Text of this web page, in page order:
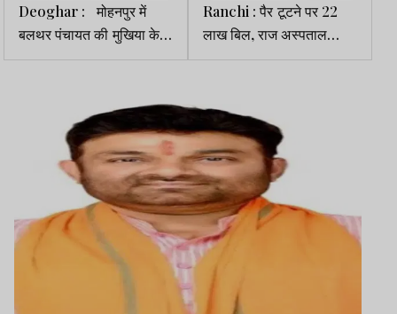
Deoghar : मोहनपुर में
बलथर पंचायत की मुखिया के
आवासों पर आयकर विभाग का
Ranchi : पैर टूटने पर 22
लाख बिल, राज अस्पताल
प्रकरण में CM ने दिया जांच